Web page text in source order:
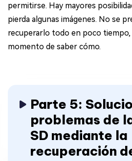
permitirse. Hay mayores
pierda algunas imágenes. No se
recuperarlo todo en poco tiempo,
momento de saber cómo.
Parte 5:
problemas de
SD mediante la
recuperación